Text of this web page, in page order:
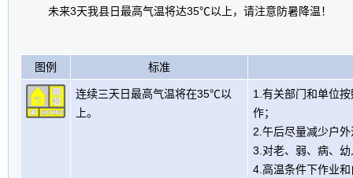
未来3天我县日最高气温将达35℃以上，请注意防暑降温！
图例 标准
连续三天日最高气温将在35℃以
上。
1.有关部门和单位
作；
2.午后尽量减少户
3.对老、弱、病、
4.高温条件下作业